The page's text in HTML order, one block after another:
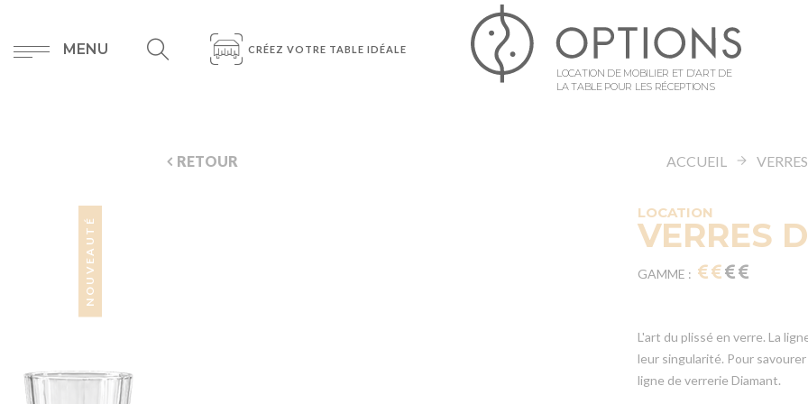
MENU CRÉEZ VOTRE TABLE IDÉALE
LOCATION DE MOBILIER ET D’ART DE
LA TABLE POUR LES RÉCEPTIONS
RETOUR ACCUEIL VERRES
LOCATION
VERRES
GAMME :
L'art du plissé en verre. La
leur singularité. Pour
ligne de verrerie Diamant.
NOUVEAUTÉ